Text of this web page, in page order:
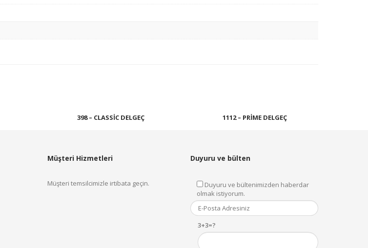
398 – CLASSIC DELGEÇ 1112 – PRIME DELGEÇ
Müşteri Hizmetleri
Müşteri temsilcimizle irtibata geçin.
Duyuru ve bülten
Duyuru ve bültenimizden haberdar
olmak istiyorum.
3+3=?